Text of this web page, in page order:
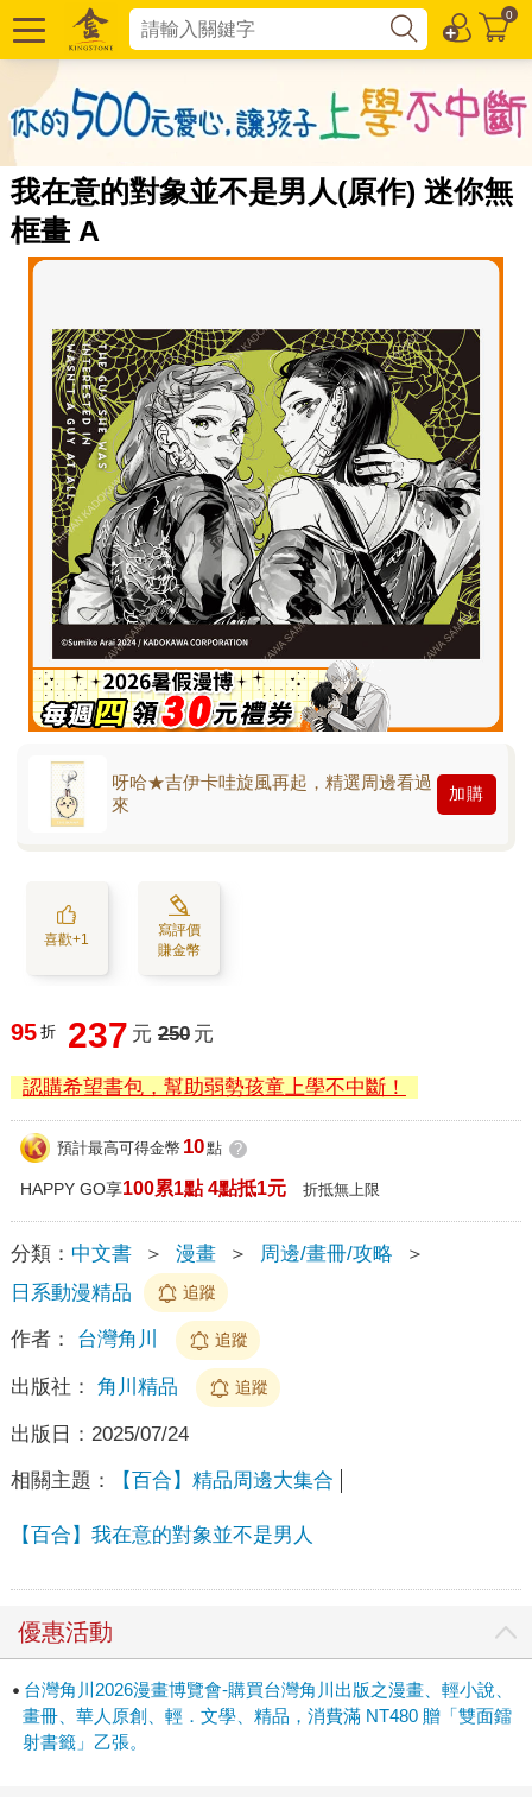
0
我在意的對象並不是男人(原作) 迷你無
框畫 A
呀哈★吉伊卡哇旋風再起，精選周邊看過
來
加購
喜歡+1
寫評價
賺金幣
95 折 237 元 250 元
認購希望書包，幫助弱勢孩童上學不中斷！
預計最高可得金幣 10點 ?
HAPPY GO享100累1點 4點抵1元 折抵無上限
分類： 中文書 ＞ 漫畫 ＞ 周邊/畫冊/攻略
＞
日系動漫精品
追蹤
作者： 台灣角川 追蹤
出版社： 角川精品 追蹤
出版日： 2025/07/24
相關主題： 【百合】精品周邊大集合
【百合】我在意的對象並不是男人
優惠活動
台灣角川2026漫畫博覽會-購買台灣角川出版之漫畫、輕小說、
畫冊、華人原創、輕．文學、精品，消費滿 NT480 贈「雙面鐳
射書籤」乙張。